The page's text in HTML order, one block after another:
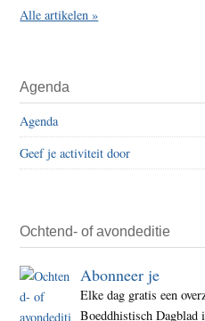
Alle artikelen »
Agenda
Agenda
Geef je activiteit door
Ochtend- of avondeditie
Abonneer je
Elke dag gratis een
Boeddhistisch Dagblad